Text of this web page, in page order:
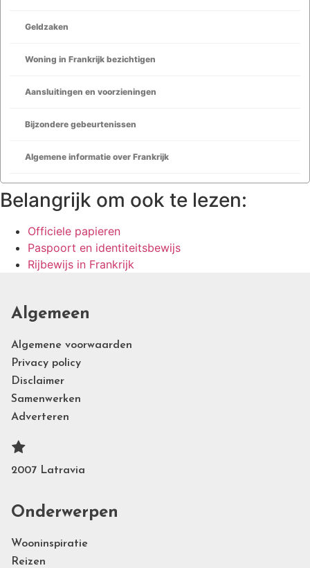
Geldzaken
Woning in Frankrijk bezichtigen
Aansluitingen en voorzieningen
Bijzondere gebeurtenissen
Algemene informatie over Frankrijk
Belangrijk om ook te lezen:
Officiele papieren
Paspoort en identiteitsbewijs
Rijbewijs in Frankrijk
Algemeen
Algemene voorwaarden
Privacy policy
Disclaimer
Samenwerken
Adverteren
2007 Latravia
Onderwerpen
Wooninspiratie
Reizen